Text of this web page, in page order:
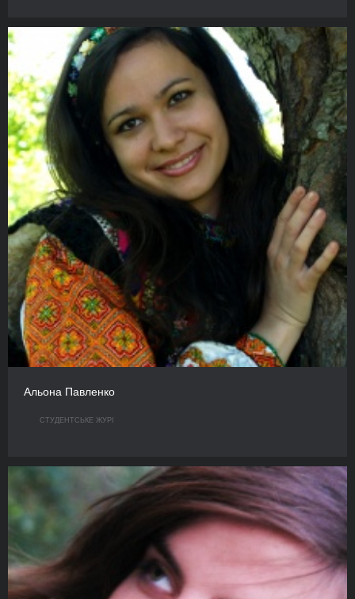
Альона Павленко
СТУДЕНТСЬКЕ ЖУРІ